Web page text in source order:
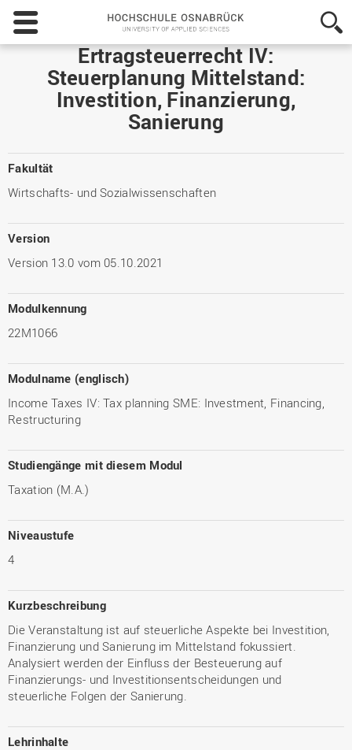
Hochschule
Osnabrück
-
of
Applied
Sciences
Ertragsteuerrecht IV:
Steuerplanung Mittelstand:
Investition, Finanzierung,
Sanierung
Fakultät
Wirtschafts- und Sozialwissenschaften
Version
Version 13.0 vom 05.10.2021
Modulkennung
22M1066
Modulname (englisch)
Income Taxes IV: Tax planning SME: Investment, Financing,
Restructuring
Studiengänge mit diesem Modul
Taxation (M.A.)
Niveaustufe
4
Kurzbeschreibung
Die Veranstaltung ist auf steuerliche Aspekte bei Investition,
Finanzierung und Sanierung im Mittelstand fokussiert.
Analysiert werden der Einfluss der Besteuerung auf
Finanzierungs- und Investitionsentscheidungen und
steuerliche Folgen der Sanierung.
Lehrinhalte